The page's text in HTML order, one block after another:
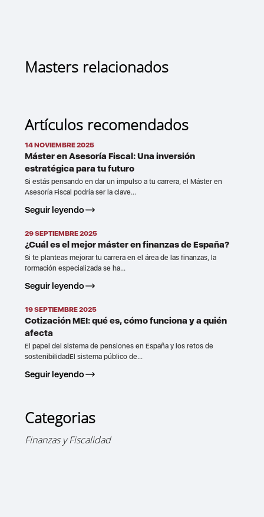
Masters relacionados
Artículos recomendados
14 NOVIEMBRE 2025
Máster en Asesoría Fiscal: Una inversión
estratégica para tu futuro
Si estás pensando en dar un impulso a tu carrera, el Máster en
Asesoría Fiscal podría ser la clave...
Seguir leyendo
29 SEPTIEMBRE 2025
¿Cuál es el mejor máster en finanzas de España?
Si te planteas mejorar tu carrera en el área de las finanzas, la
formación especializada se ha...
Seguir leyendo
19 SEPTIEMBRE 2025
Cotización MEI: qué es, cómo funciona y a quién
afecta
El papel del sistema de pensiones en España y los retos de
sostenibilidadEl sistema público de...
Seguir leyendo
Categorias
Finanzas y Fiscalidad